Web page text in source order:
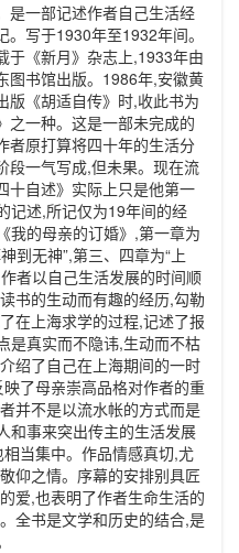
是一部记述作者自己生活经
。写于1930年至1932年间。
于《新月》杂志上,1933年由
图书馆出版。1986年,安徽黄
版《胡适自传》时,收此书为
之一种。这是一部未完成的
者原打算将四十年的生活分
段一气写成,但未果。现在流
十自述》实际上只是他第一
记述,所记仅为19年间的经
我的母亲的订婚》,第一章为
到无神”,第三、四章为“上
者以自己生活发展的时间顺
书的生动而有趣的经历,勾勒
在上海求学的过程,记述了报
是真实而不隐讳,生动而不枯
绍了自己在上海期间的一时
了母亲崇高品格对作者的重
并不是以流水帐的方式而是
和事来突出传主的生活发展
当集中。作品情感真切,尤
仰之情。序幕的安排别具匠
爱,也表明了作者生命生活的
全书是文学和历史的结合,是